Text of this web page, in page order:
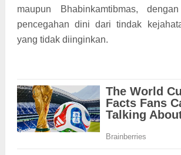
maupun Bhabinkamtibmas,
pencegahan dini dari tindak
yang tidak diinginkan.